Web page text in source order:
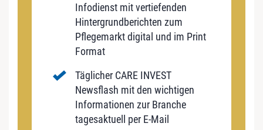
Infodienst mit vertiefenden
Hintergrundberichten zum
Pflegemarkt digital und im Print
Format
Täglicher CARE INVEST
Newsflash mit den wichtigen
Informationen zur Branche
tagesaktuell per E-Mail